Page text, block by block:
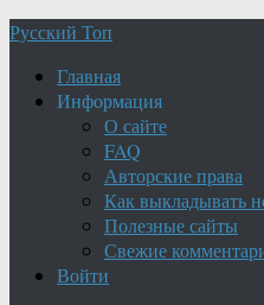
Русский Топ
Главная
Информация
О сайте
FAQ
Авторские права
Как выкладывать
Полезные сайты
Свежие
Войти